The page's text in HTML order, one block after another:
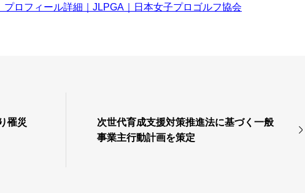
プロフィール詳細｜JLPGA｜日本女子プロゴルフ協会
罹災
次世代育成支援対策推進法に基づく一般
事業主行動計画を策定